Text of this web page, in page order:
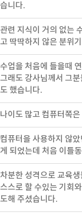
습니다.
관련 지식이 거의 없는
고 딱딱하지 않은 분위
수업을 처음에 들을때
그래도 강사님께서 그
도 했습니다.
나이도 많고 컴퓨터쪽
컴퓨터을 사용하지 않
게 되었는데 처음 이틀
차분한 성격으로 교육
스스로 할 수있는 기회
도해 주셨습니다.